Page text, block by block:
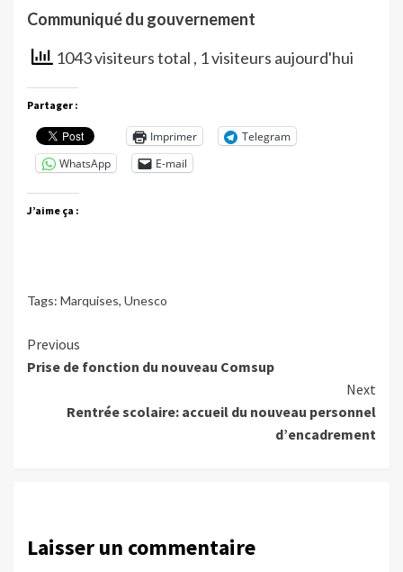
Communiqué du gouvernement
1043 visiteurs total , 1 visiteurs aujourd'hui
Partager :
Imprimer
Telegram
WhatsApp
E-mail
J’aime ça :
Tags: Marquises, Unesco
Continue
Reading
Previous
Prise de fonction du nouveau Comsup
Next
Rentrée scolaire: accueil du nouveau personnel
d’encadrement
Laisser un commentaire